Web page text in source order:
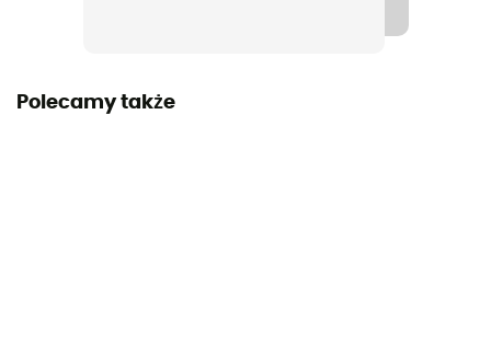
Polecamy także